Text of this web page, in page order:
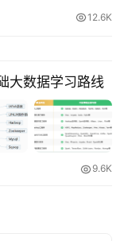
12.6K
大数据学习路线
9.6K